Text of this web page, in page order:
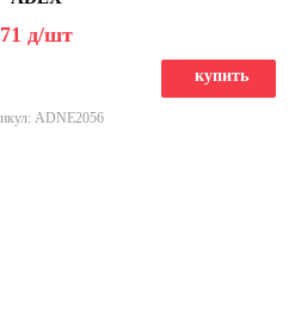
71 д/шт
купить
ADNE2056